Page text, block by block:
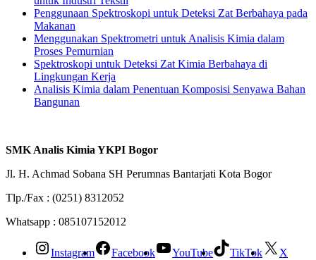
Penggunaan Spektroskopi untuk Deteksi Zat Berbahaya pada
Makanan
Menggunakan Spektrometri untuk Analisis Kimia dalam
Proses Pemurnian
Spektroskopi untuk Deteksi Zat Kimia Berbahaya di
Lingkungan Kerja
Analisis Kimia dalam Penentuan Komposisi Senyawa Bahan
Bangunan
SMK Analis Kimia YKPI Bogor
Jl. H. Achmad Sobana SH Perumnas Bantarjati Kota Bogor
Tlp./Fax : (0251) 8312052
Whatsapp : 085107152012
Instagram Facebook YouTube TikTok X